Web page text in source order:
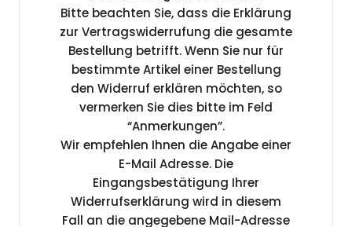
Bitte beachten Sie, dass die Erklärung
zur Vertragswiderrufung die gesamte
Bestellung betrifft. Wenn Sie nur für
bestimmte Artikel einer Bestellung
den Widerruf erklären möchten, so
vermerken Sie dies bitte im Feld
“Anmerkungen”.
Wir empfehlen Ihnen die Angabe einer
E-Mail Adresse. Die
Eingangsbestätigung Ihrer
Widerrufserklärung wird in diesem
Fall an die angegebene Mail-Adresse